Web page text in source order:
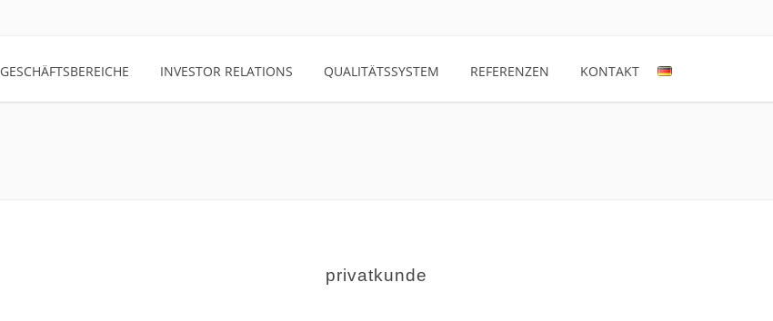
GESCHÄFTSBEREICHE INVESTOR RELATIONS QUALITÄTSSYSTEM REFERENZEN KONTAKT
privatkunde